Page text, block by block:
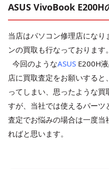
ASUS VivoBook E200H
当店はパソコン修理店になり
ンの買取も行なっております。
今回のようなASUS E200H
店に買取査定をお願いする
ってしまい、思ったような
すが、当社では使えるパー
査定でお悩みの場合は一度
ればと思います。